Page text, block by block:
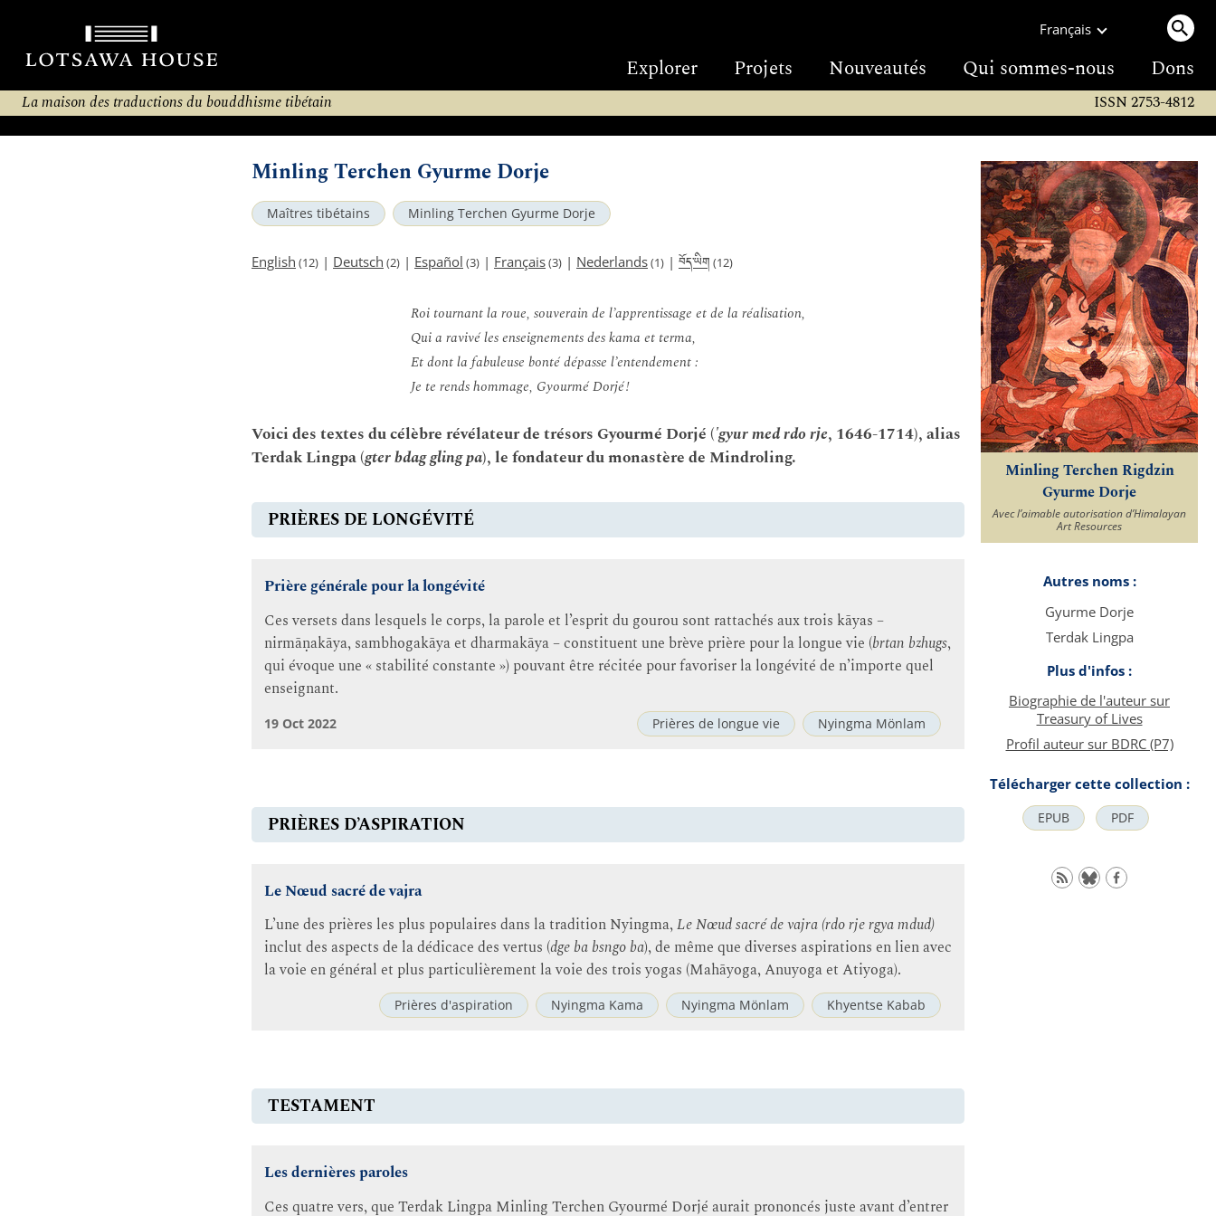
Français
Explorer Projets Nouveautés Qui sommes-nous Dons
La maison des traductions du bouddhisme tibétain ISSN 2753-4812
Minling Terchen Gyurme Dorje
Maîtres tibétains Minling Terchen Gyurme Dorje
English (12) | Deutsch (2) | Español (3) | Français(3) | Nederlands(1) | བོད་ཡིག (12)
Roi tournant la roue, souverain de l’apprentissage et de la réalisation,
Qui a ravivé les enseignements des kama et terma,
Et dont la fabuleuse bonté dépasse l’entendement :
Je te rends hommage, Gyourmé Dorjé !
Voici des textes du célèbre révélateur de trésors Gyourmé Dorjé ('gyur med rdo rje, 1646-1714), alias
Terdak Lingpa (gter bdag gling pa), le fondateur du monastère de Mindroling.
PRIÈRES DE LONGÉVITÉ
Prière générale pour la longévité
Ces versets dans lesquels le corps, la parole et l’esprit du gourou sont rattachés aux trois kāyas –
nirmāṇakāya, sambhogakāya et dharmakāya – constituent une brève prière pour la longue vie (brtan bzhugs,
qui évoque une « stabilité constante ») pouvant être récitée pour favoriser la longévité de n’importe quel
enseignant.
Prières de longue vie Nyingma Mönlam
19 Oct 2022
PRIÈRES D’ASPIRATION
Le Nœud sacré de vajra
L’une des prières les plus populaires dans la tradition Nyingma,Le Nœud sacré de vajra (rdo rje rgya mdud)
inclut des aspects de la dédicace des vertus (dge ba bsngo ba), de même que diverses aspirations en lien avec
la voie en général et plus particulièrement la voie des trois yogas (Mahāyoga, Anuyoga et Atiyoga).
Prières d'aspiration Nyingma Kama Nyingma Mönlam Khyentse Kabab
TESTAMENT
Les dernières paroles
Ces quatre vers, que Terdak Lingpa Minling Terchen Gyourmé Dorjé aurait prononcés juste avant d’entrer
Minling Terchen Rigdzin
Gyurme Dorje
Avec l’aimable autorisation d’Himalayan
Art Resources
Autres noms :
Gyurme Dorje
Terdak Lingpa
Plus d'infos :
Biographie de l'auteur sur
Treasury of Lives
Profil auteur sur BDRC (P7)
Télécharger cette collection :
EPUB PDF